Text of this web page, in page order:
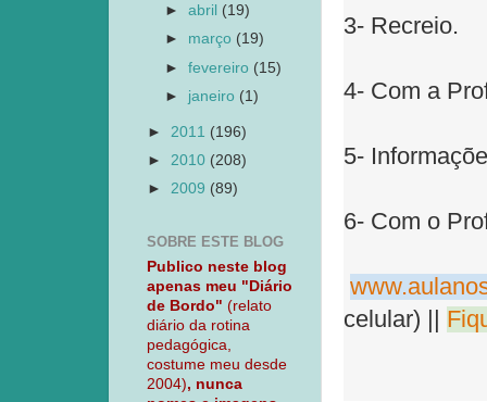
3- Recreio.
4- Com a
5-
6- Com o
celular) ||
►abril (19)
► março (19)
►fevereiro (15)
► janeiro (1)
► 2011 (196)
► 2010 (208)
► 2009 (89)
SOBRE ESTE BLOG
Publico neste blog
apenas meu "Diário
de Bordo" (relato
diário da rotina
pedagógica,
costume meu desde
2004), nunca